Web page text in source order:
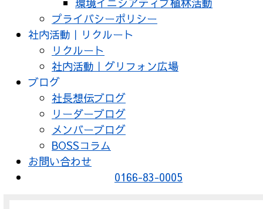
プライバシーポリシー
社内活動｜リクルート
リクルート
社内活動｜グリフォン広場
ブログ
社長想伝ブログ
リーダーブログ
メンバーブログ
BOSSコラム
お問い合わせ
0166-83-0005